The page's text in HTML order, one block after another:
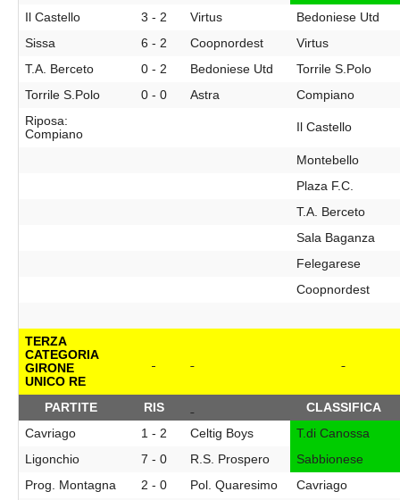
Il Castello
3 - 2 Virtus
Bedoniese Utd
Sissa
6 - 2 Coopnordest
Virtus
T.A. Berceto
0 - 2 Bedoniese Utd
Torrile S.Polo
Torrile S.Polo
0 - 0 Astra
Compiano
Riposa:
Compiano
Il Castello
Montebello
Plaza F.C.
T.A. Berceto
Sala Baganza
Felegarese
Coopnordest
TERZA
CATEGORIA
GIRONE
UNICO RE
PARTITE
RIS
CLASSIFICA
Cavriago
1 - 2 Celtig Boys
T.di Canossa
Ligonchio
7 - 0 R.S. Prospero
Sabbionese
Prog. Montagna
2 - 0 Pol. Quaresimo Cavriago